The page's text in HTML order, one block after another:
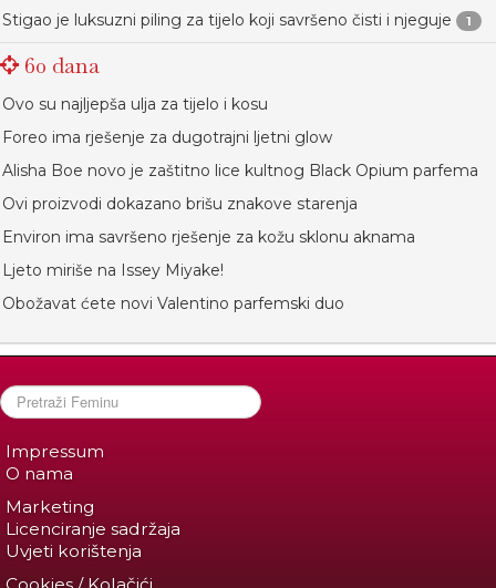
Stigao je luksuzni piling za tijelo koji savršeno čisti i njeguje 1
60 dana
Ovo su najljepša ulja za tijelo i kosu
Foreo ima rješenje za dugotrajni ljetni glow
Alisha Boe novo je zaštitno lice kultnog Black Opium parfema
Ovi proizvodi dokazano brišu znakove starenja
Environ ima savršeno rješenje za kožu sklonu aknama
Ljeto miriše na Issey Miyake!
Obožavat ćete novi Valentino parfemski duo
Impressum
O nama
Marketing
Licenciranje sadržaja
Uvjeti korištenja